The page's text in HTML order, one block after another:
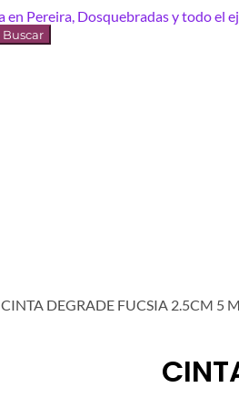
Buscar
CINTA DEGRADE FUCSIA 2.5CM 5